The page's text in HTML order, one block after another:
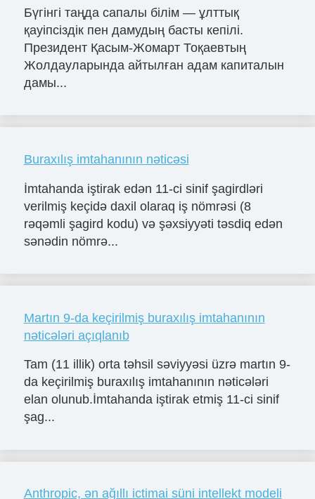
Бүгінгі таңда сапалы білім — ұлттық
қауіпсіздік пен дамудың басты кепілі.
Президент Қасым-Жомарт Тоқаевтың
Жолдауларында айтылған адам капиталын
дамы...
Buraxılış imtahanının nəticəsi
İmtahanda iştirak edən 11-ci sinif şagirdləri
verilmiş keçidə daxil olaraq iş nömrəsi (8
rəqəmli şagird kodu) və şəxsiyyəti təsdiq edən
sənədin nömrə...
Martın 9-da keçirilmiş buraxılış imtahanının
nəticələri açıqlanıb
Tam (11 illik) orta təhsil səviyyəsi üzrə martın 9-
da keçirilmiş buraxılış imtahanının nəticələri
elan olunub.İmtahanda iştirak etmiş 11-ci sinif
şag...
Anthropic, ən ağıllı ictimai süni intellekt modeli